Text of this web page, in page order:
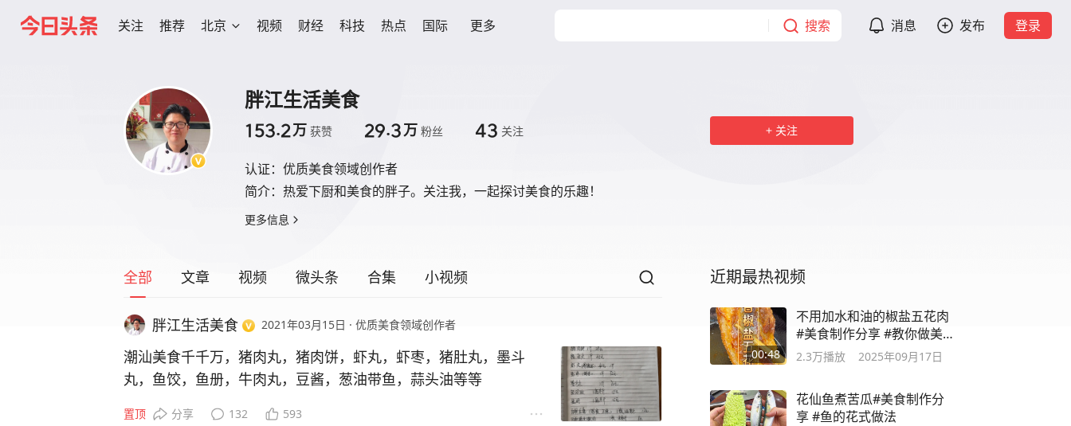
关注 推荐 北京 视频 财经 科技 热点 国际 更多 搜索 消息 发布 登录
胖江生活美食
153.2万 获赞 29.3万 粉丝 43 关注
认证： 优质美食领域创作者
简介： 热爱下厨和美食的胖子。关注我，一起探讨美食的乐趣！
更多信息
关注
全部 文章 视频 微头条 合集 小视频
胖江生活美食 2021年03月15日 · 优质美食领域创作者
潮汕美食千千万，猪肉丸，猪肉饼，虾丸，虾枣，猪肚丸，墨斗
丸，鱼饺，鱼册，牛肉丸，豆酱，葱油带鱼，蒜头油等等
置顶 分享 132 593
近期最热视频
00:48
不用加水和油的椒盐五花肉
#美食制作分享 #教你做美食
#懒人美食
2.3万播放 2025年09月17日
花仙鱼煮苦瓜#美食制作分
享 #鱼的花式做法